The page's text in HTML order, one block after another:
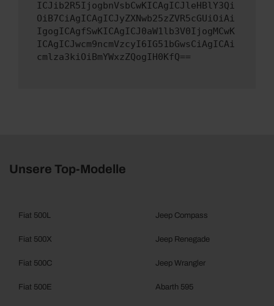
ICJib2R5IjogbnVsbCwKICAgICJleHBlY3Qi
OiB7CiAgICAgICJyZXNwb25zZVR5cGUiOiAi
IgogICAgfSwKICAgICJ0aW1lb3V0IjogMCwK
ICAgICJwcm9ncmVzcyI6IG51bGwsCiAgICAi
cmlza3kiOiBmYWxzZQogIH0KfQ==
Unsere Top-Modelle
Fiat 500L
Fiat 500X
Fiat 500C
Fiat 500E
Jeep Compass
Jeep Renegade
Jeep Wrangler
Abarth 595